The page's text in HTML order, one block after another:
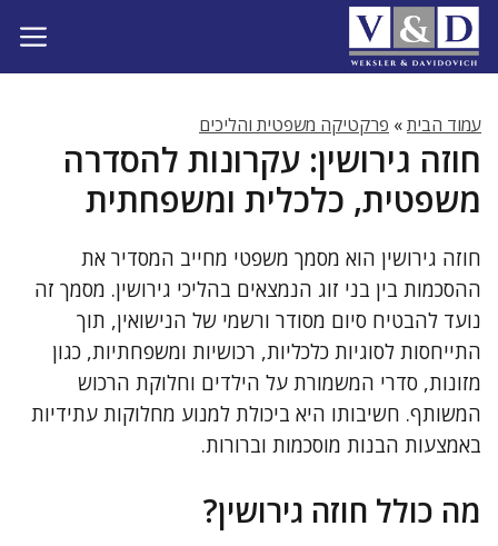
לדלג
לתוכן
עמוד הבית» פרקטיקה משפטית והליכים
חוזה גירושין: עקרונות להסדרה
משפטית, כלכלית ומשפחתית
חוזה גירושין הוא מסמך משפטי מחייב המסדיר את
ההסכמות בין בני זוג הנמצאים בהליכי גירושין. מסמך זה
נועד להבטיח סיום מסודר ורשמי של הנישואין, תוך
התייחסות לסוגיות כלכליות, רכושיות ומשפחתיות, כגון
מזונות, סדרי המשמורת על הילדים וחלוקת הרכוש
המשותף. חשיבותו היא ביכולת למנוע מחלוקות עתידיות
באמצעות הבנות מוסכמות וברורות.
מה כולל חוזה גירושין?